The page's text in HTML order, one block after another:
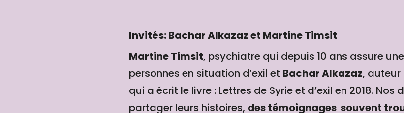
Invités: Bachar Alkazaz et Martine Timsit
Martine Timsit, psychiatre qui depuis 10 ans assure
personnes en situation d’exil et Bachar Alkazaz, auteur
qui a écrit le livre : Lettres de Syrie et d’exil en 2018.
partager leurs histoires, des témoignages souvent